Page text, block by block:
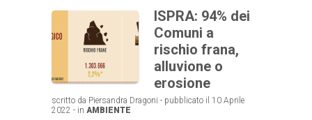
ISPRA: 94% dei
Comuni a
rischio frana,
alluvione o
erosione
scritto da Piersandra Dragoni - pubblicato il 10 Aprile
2022 - in AMBIENTE